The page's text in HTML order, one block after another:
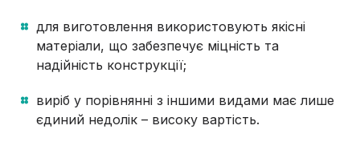
для виготовлення використовують якісні
матеріали, що забезпечує міцність та
надійність конструкції;
виріб у порівнянні з іншими видами має лише
єдиний недолік – високу вартість.